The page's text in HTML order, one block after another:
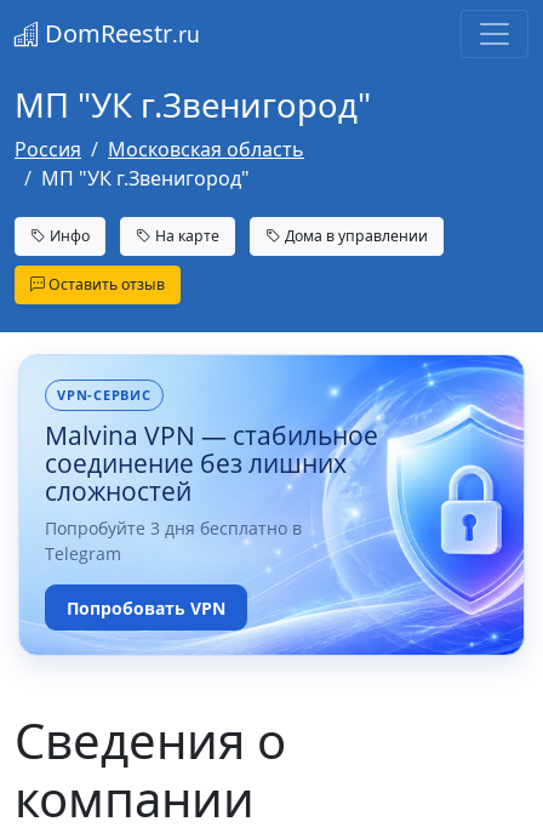
DomReestr.ru
МП "УК г.Звенигород"
Россия
Московская область
МП "УК г.Звенигород"
Инфо На карте Дома в управлении
Оставить отзыв
VPN-СЕРВИС
Malvina VPN — стабильное
соединение без лишних
сложностей
Попробуйте 3 дня бесплатно в
Telegram
Попробовать VPN
Сведения о
компании